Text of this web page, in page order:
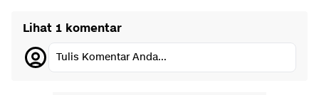
Lihat 1 komentar
Tulis Komentar Anda...